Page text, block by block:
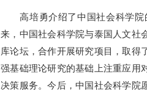
高培勇介绍了中国社会科学院
来，中国社会科学院与泰国人文社
库论坛，合作开展研究项目，取得
强基础理论研究的基础上注重应用
决策服务。今后，中国社会科学院